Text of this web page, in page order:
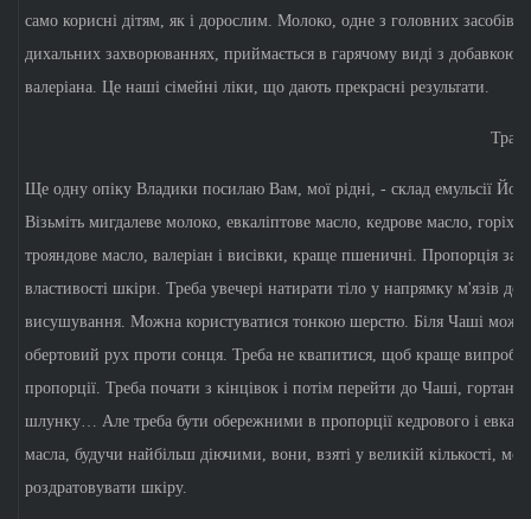
само корисні дітям, як і дорослим. Молоко, одне з головних засобів
дихальних захворюваннях, приймається в гарячому виді з добавкою
валеріана. Це наші сімейні ліки, що дають прекрасні результати.
Ще одну опіку Владики посилаю Вам, мої рідні, - склад емульсії
Візьміть мигдалеве молоко, евкаліптове масло, кедрове масло,
трояндове масло, валеріан і висівки, краще пшеничні. Пропорція
властивості шкіри. Треба увечері натирати тіло у напрямку м'язів до
висушування. Можна користуватися тонкою шерстю. Біля Чаші
обертовий рух проти сонця. Треба не квапитися, щоб краще
пропорції. Треба почати з кінцівок і потім перейти до Чаші, гортані і
шлунку… Але треба бути обережними в пропорції кедрового і
масла, будучи найбільш діючими, вони, взяті у великій кількості,
роздратовувати шкіру.